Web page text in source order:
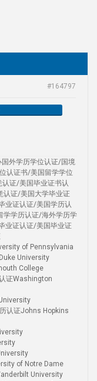
#164797
外学历学位认证/国境
认证书/美国留学学位
证/美国毕业证书认
认证/美国大学毕业证
业证认证/美国学历认
学学历认证/海外学历学
业证认证/美国毕业证
of Pennsylvania
University
College
证Washington
认证Johns Hopkins
of Notre Dame
University